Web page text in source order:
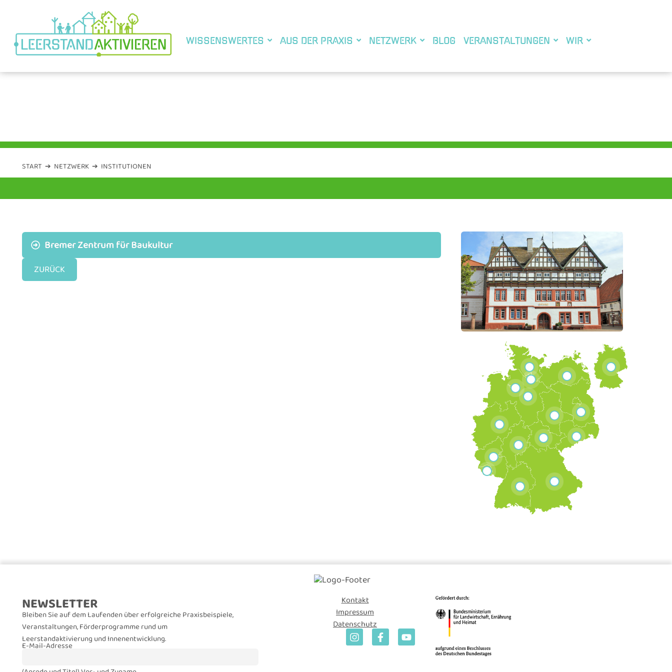
WISSENSWERTES AUS DER PRAXIS NETZWERK BLOG VERANSTALTUNGEN WIR
START ➔ NETZWERK ➔ INSTITUTIONEN
BREMEN
Bremer Zentrum für Baukultur
ZURÜCK
NEWSLETTER
Bleiben Sie auf dem Laufenden über erfolgreiche Praxisbeispiele,
Veranstaltungen, Förderprogramme rund um
Leerstandaktivierung und Innenentwicklung.
E-Mail-Adresse
Kontakt
Impressum
Datenschutz